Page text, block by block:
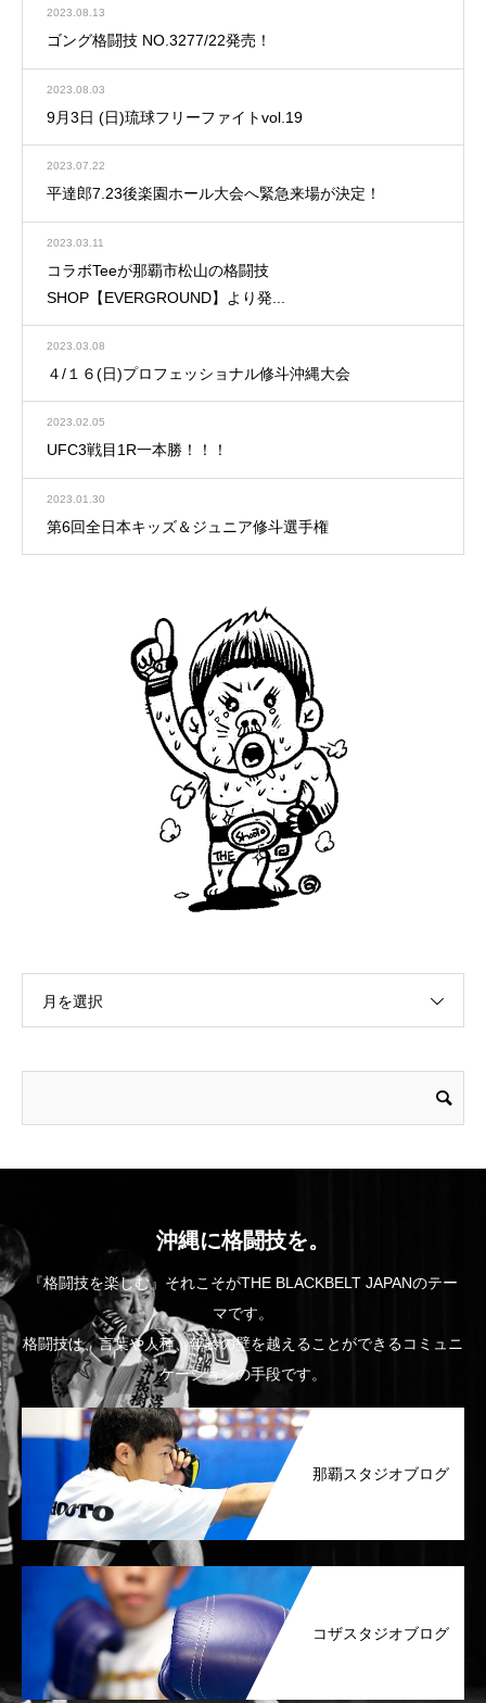
2023.08.13
ゴング格闘技 NO.3277/22発売！
2023.08.03
9月3日 (日)琉球フリーファイトvol.19
2023.07.22
平達郎7.23後楽園ホール大会へ緊急来場が決定！
2023.03.11
コラボTeeが那覇市松山の格闘技
SHOP【EVERGROUND】より発...
2023.03.08
４/１６(日)プロフェッショナル修斗沖縄大会
2023.02.05
UFC3戦目1R一本勝！！！
2023.01.30
第6回全日本キッズ＆ジュニア修斗選手権
月を選択
沖縄に格闘技を。
『格闘技を楽しむ』それこそがTHE BLACKBELT JAPANのテー
マです。
格闘技は、言葉や人種、年齢の壁を越えることができるコミュニ
ケーションの手段です。
那覇スタジオブログ
コザスタジオブログ